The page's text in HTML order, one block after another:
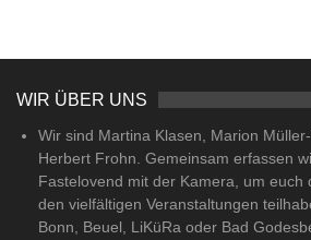
WIR ÜBER UNS
Wir sind Martina Klasen, Marion
Herbert Frohn. Gemeinsam erfassen
Fastelovend mit der Kamera, um euch
den vielfältigen Veranstaltungen
Bonn, Beuel, LiKüRa oder Bad